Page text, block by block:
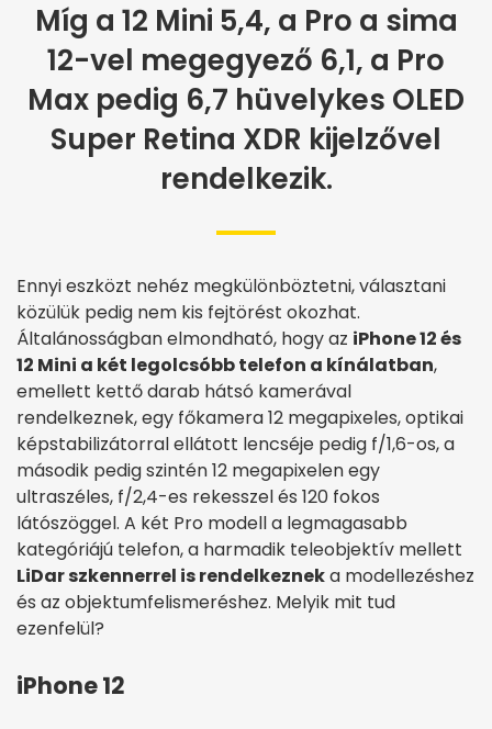
Míg a 12 Mini 5,4, a Pro a sima
12-vel megegyező 6,1, a Pro
Max pedig 6,7 hüvelykes OLED
Super Retina XDR kijelzővel
rendelkezik.
Ennyi eszközt nehéz megkülönböztetni, választani
közülük pedig nem kis fejtörést okozhat.
Általánosságban elmondható, hogy az iPhone 12 és
12 Mini a két legolcsóbb telefon a kínálatban,
emellett kettő darab hátsó kamerával
rendelkeznek, egy főkamera 12 megapixeles, optikai
képstabilizátorral ellátott lencséje pedig f/1,6-os, a
második pedig szintén 12 megapixelen egy
ultraszéles, f/2,4-es rekesszel és 120 fokos
látószöggel. A két Pro modell a legmagasabb
kategóriájú telefon, a harmadik teleobjektív mellett
LiDar szkennerrel is rendelkezneka modellezéshez
és az objektumfelismeréshez. Melyik mit tud
ezenfelül?
iPhone 12